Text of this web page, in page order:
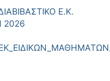
Ε.Κ.
2026